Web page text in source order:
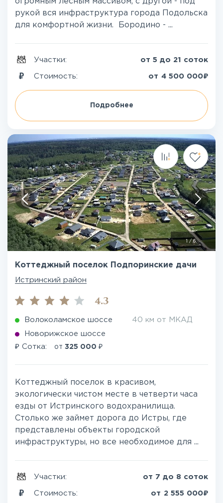
рукой вся инфраструктура города Подольска
для комфортной жизни. Бородино - ...
Участки: от 5 до 21 соток
Стоимость: от 4 500 000₽
Подробнее
/6
Коттеджный поселок Подпоринские дачи
Истринский район
4.3
Волоколамское шоссе 40 км от МКАД
Новорижское шоссе
₽ Сотка: от 325 000 ₽
Коттеджный поселок в красивом,
экологически чистом месте в четверти часа
езды от Истринского водохранилища.
Столько же займет дорога до Истры, где
представлены объекты городской
инфраструктуры, но все необходимое для ...
Участки: от 7 до 8 соток
Стоимость: от 2 555 000₽